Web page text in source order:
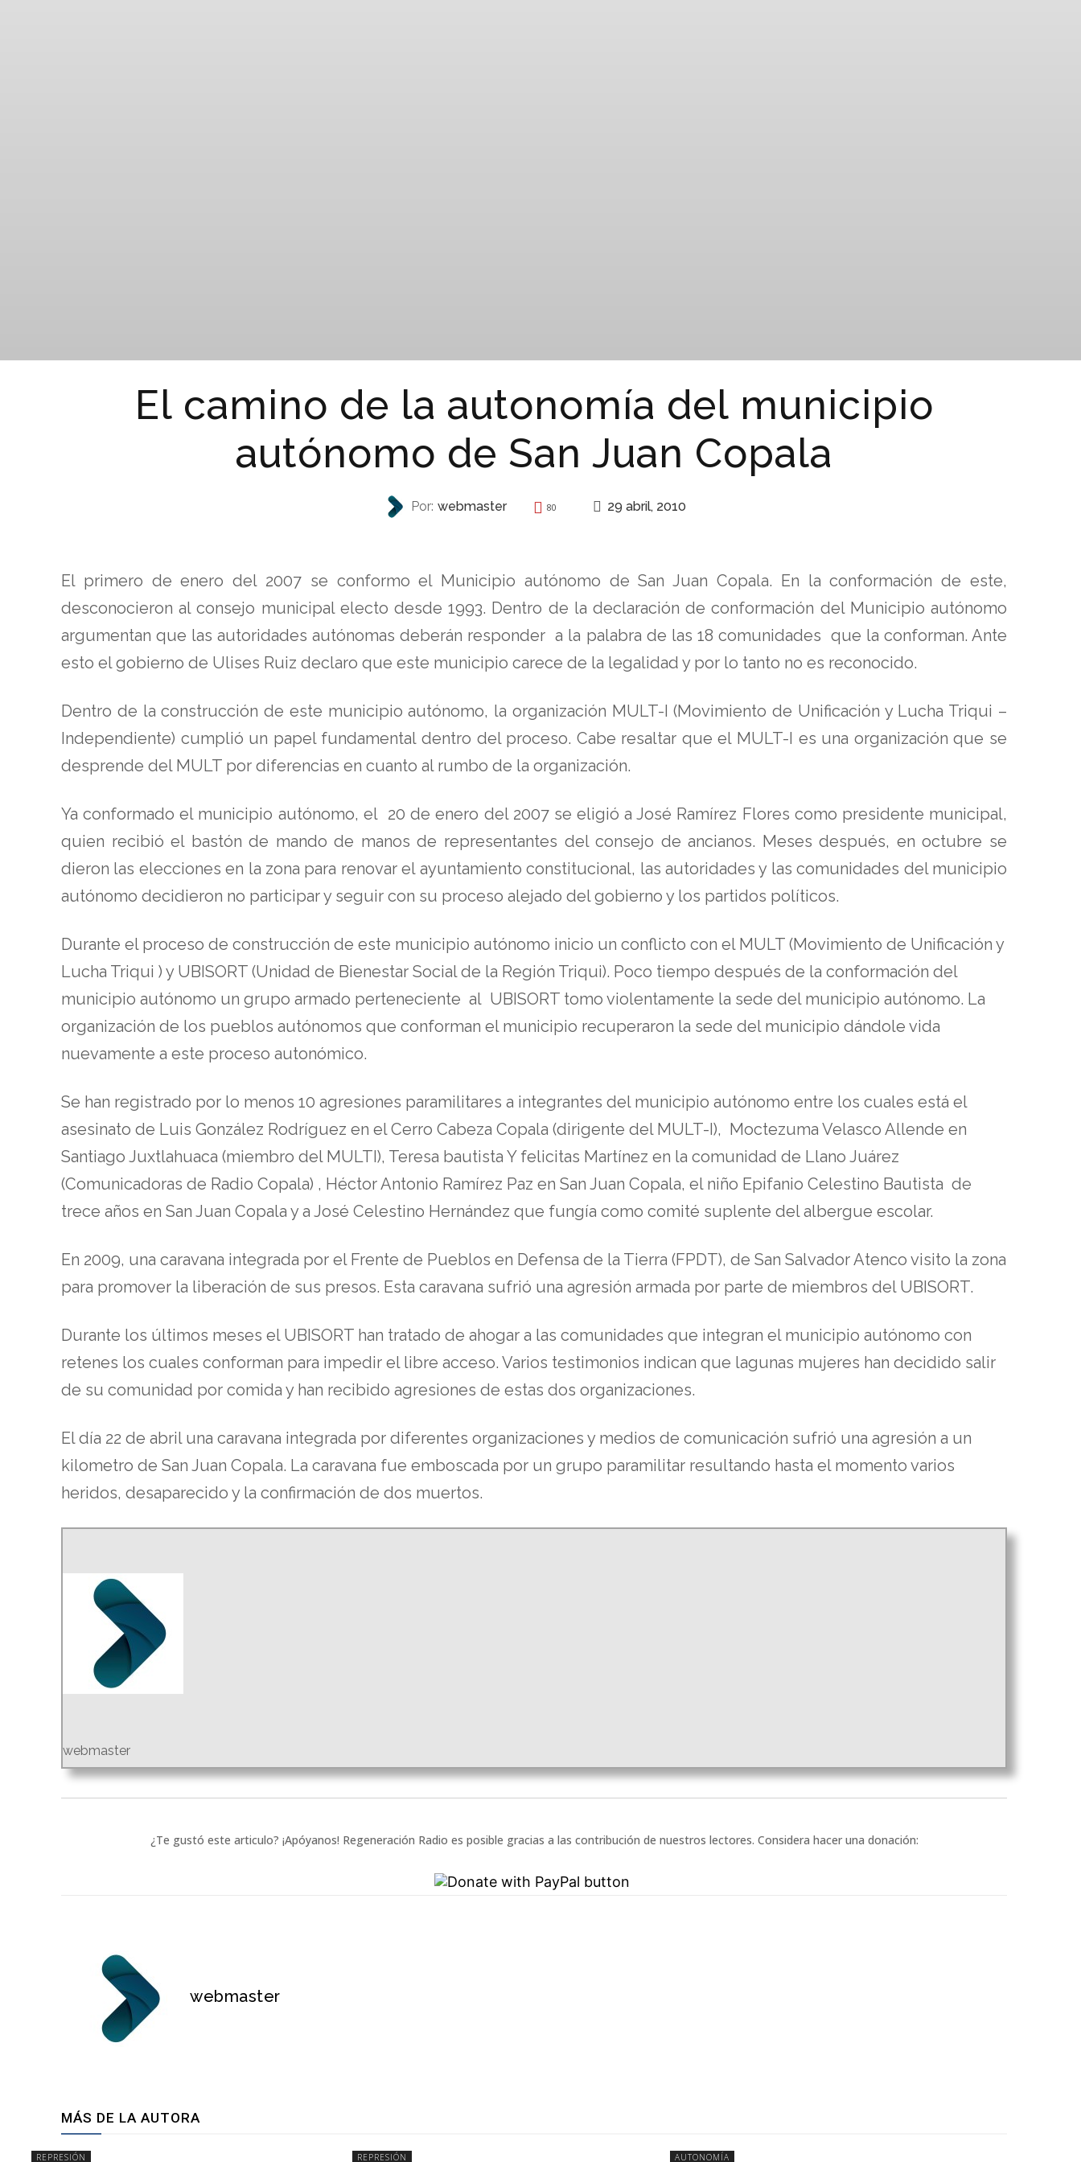
El camino de la autonomía del municipio
autónomo de San Juan Copala
Por: webmaster 80 29 abril, 2010
El primero de enero del 2007 se conformo el Municipio autónomo de San Juan Copala. En la conformación de este,
desconocieron al consejo municipal electo desde 1993. Dentro de la declaración de conformación del Municipio autónomo
argumentan que las autoridades autónomas deberán responder a la palabra de las 18 comunidades que la conforman. Ante
esto el gobierno de Ulises Ruiz declaro que este municipio carece de la legalidad y por lo tanto no es reconocido.
Dentro de la construcción de este municipio autónomo, la organización MULT-I (Movimiento de Unificación y Lucha Triqui –
Independiente) cumplió un papel fundamental dentro del proceso. Cabe resaltar que el MULT-I es una organización que se
desprende del MULT por diferencias en cuanto al rumbo de la organización.
Ya conformado el municipio autónomo, el 20 de enero del 2007 se eligió a José Ramírez Flores como presidente municipal,
quien recibió el bastón de mando de manos de representantes del consejo de ancianos. Meses después, en octubre se
dieron las elecciones en la zona para renovar el ayuntamiento constitucional, las autoridades y las comunidades del municipio
autónomo decidieron no participar y seguir con su proceso alejado del gobierno y los partidos políticos.
Durante el proceso de construcción de este municipio autónomo inicio un conflicto con el MULT (Movimiento de Unificación y
Lucha Triqui ) y UBISORT (Unidad de Bienestar Social de la Región Triqui). Poco tiempo después de la conformación del
municipio autónomo un grupo armado perteneciente al UBISORT tomo violentamente la sede del municipio autónomo. La
organización de los pueblos autónomos que conforman el municipio recuperaron la sede del municipio dándole vida
nuevamente a este proceso autonómico.
Se han registrado por lo menos 10 agresiones paramilitares a integrantes del municipio autónomo entre los cuales está el
asesinato de Luis González Rodríguez en el Cerro Cabeza Copala (dirigente del MULT-I), Moctezuma Velasco Allende en
Santiago Juxtlahuaca (miembro del MULTI), Teresa bautista Y felicitas Martínez en la comunidad de Llano Juárez
(Comunicadoras de Radio Copala) , Héctor Antonio Ramírez Paz en San Juan Copala, el niño Epifanio Celestino Bautista de
trece años en San Juan Copala y a José Celestino Hernández que fungía como comité suplente del albergue escolar.
En 2009, una caravana integrada por el Frente de Pueblos en Defensa de la Tierra (FPDT), de San Salvador Atenco visito la zona
para promover la liberación de sus presos. Esta caravana sufrió una agresión armada por parte de miembros del UBISORT.
Durante los últimos meses el UBISORT han tratado de ahogar a las comunidades que integran el municipio autónomo con
retenes los cuales conforman para impedir el libre acceso. Varios testimonios indican que lagunas mujeres han decidido salir
de su comunidad por comida y han recibido agresiones de estas dos organizaciones.
El día 22 de abril una caravana integrada por diferentes organizaciones y medios de comunicación sufrió una agresión a un
kilometro de San Juan Copala. La caravana fue emboscada por un grupo paramilitar resultando hasta el momento varios
heridos, desaparecido y la confirmación de dos muertos.
webmaster
¿Te gustó este articulo? ¡Apóyanos! Regeneración Radio es posible gracias a las contribución de nuestros lectores. Considera hacer una donación:
webmaster
MÁS DE LA AUTORA
REPRESIÓN REPRESIÓN AUTONOMÍA